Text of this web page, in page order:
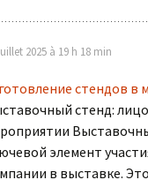
2025 à 19 h 18 min
стендов в
стенд:
элемент
в выставке.